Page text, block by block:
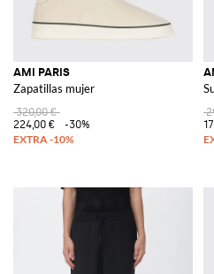
AMI PARIS
Zapatillas mujer
320,00 €
224,00 €
-30%